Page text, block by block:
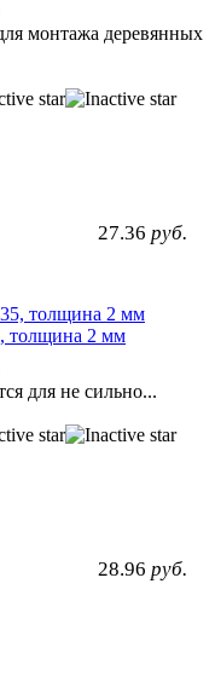
монтажа деревянных
27.36 руб.
толщина 2 мм
для не сильно...
28.96 руб.